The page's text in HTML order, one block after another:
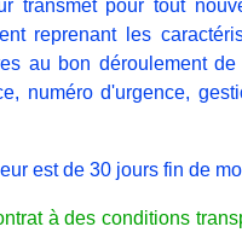
transmet pour tout
reprenant les
au bon déroulement
numéro d'urgence,
est de 30 jours fin de
à des conditions